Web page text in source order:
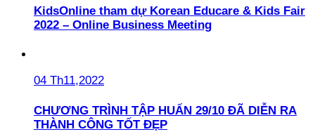
KidsOnline tham dự Korean Educare & Kids Fair
2022 – Online Business Meeting
04 Th11,2022
CHƯƠNG TRÌNH TẬP HUẤN 29/10 ĐÃ DIỄN RA
THÀNH CÔNG TỐT ĐẸP